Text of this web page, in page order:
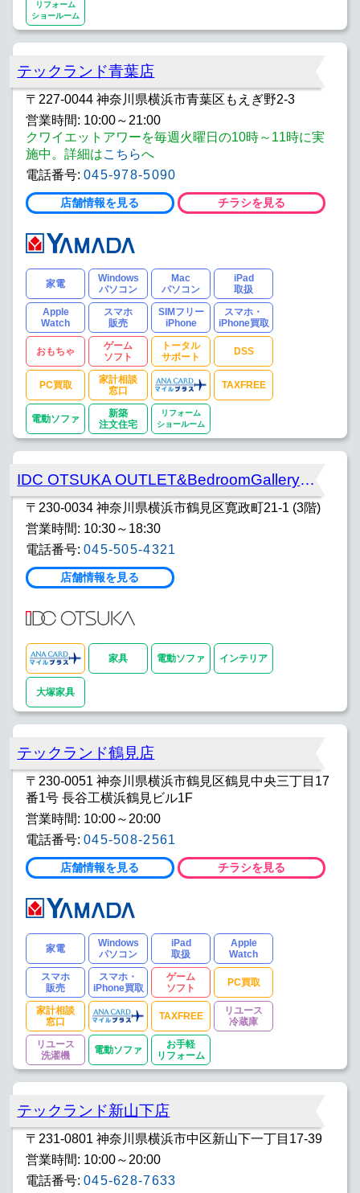
リフォーム
ショールーム
テックランド青葉店
〒227-0044 神奈川県横浜市青葉区もえぎ野2-3
営業時間: 10:00～21:00
クワイエットアワーを毎週火曜日の10時～11時に実
施中。詳細はこちらへ
電話番号: 045-978-5090
店舗情報を見る チラシを見る
家電
Windows
パソコン
Mac
パソコン
iPad
取扱
Apple
Watch
スマホ
販売
SIMフリー
iPhone
スマホ・
iPhone買取
おもちゃ
ゲーム
ソフト
トータル
サポート
DSS
PC買取
家計相談
窓口
TAXFREE
電動ソファ
新築
注文住宅
リフォーム
ショールーム
IDC OTSUKA OUTLET&BedroomGallery横浜
〒230-0034 神奈川県横浜市鶴見区寛政町21-1 (3階)
営業時間: 10:30～18:30
電話番号: 045-505-4321
店舗情報を見る
家具 電動ソファ インテリア
大塚家具
テックランド鶴見店
〒230-0051 神奈川県横浜市鶴見区鶴見中央三丁目17
番1号 長谷工横浜鶴見ビル1F
営業時間: 10:00～20:00
電話番号: 045-508-2561
店舗情報を見る チラシを見る
家電
Windows
パソコン
iPad
取扱
Apple
Watch
スマホ
販売
スマホ・
iPhone買取
ゲーム
ソフト
PC買取
家計相談
窓口
TAXFREE
リユース
冷蔵庫
リユース
洗濯機
電動ソファ
お手軽
リフォーム
テックランド新山下店
〒231-0801 神奈川県横浜市中区新山下一丁目17-39
営業時間: 10:00～20:00
電話番号: 045-628-7633